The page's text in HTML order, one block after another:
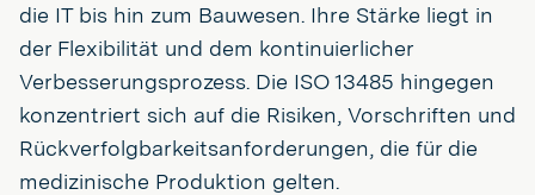
die IT bis hin zum Bauwesen. Ihre Stärke liegt in
der Flexibilität und dem kontinuierlicher
Verbesserungsprozess. Die ISO 13485 hingegen
konzentriert sich auf die Risiken, Vorschriften und
Rückverfolgbarkeitsanforderungen, die für die
medizinische Produktion gelten.